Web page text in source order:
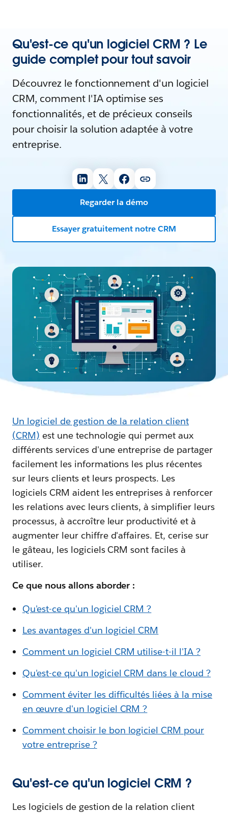
Qu'est-ce qu'un logiciel CRM ? Le
guide complet pour tout savoir
Découvrez le fonctionnement d'un logiciel
CRM, comment l'IA optimise ses
fonctionnalités, et de précieux conseils
pour choisir la solution adaptée à votre
entreprise.
Regarder la démo
Essayer gratuitement notre CRM
Un logiciel de gestion de la relation client
(CRM) est une technologie qui permet aux
différents services d'une entreprise de partager
facilement les informations les plus récentes
sur leurs clients et leurs prospects. Les
logiciels CRM aident les entreprises à renforcer
les relations avec leurs clients, à simplifier leurs
processus, à accroître leur productivité et à
augmenter leur chiffre d'affaires. Et, cerise sur
le gâteau, les logiciels CRM sont faciles à
utiliser.
Ce que nous allons aborder :
Qu'est-ce qu'un logiciel CRM ?
Les avantages d'un logiciel CRM
Comment un logiciel CRM utilise-t-il l'IA ?
Qu'est-ce qu'un logiciel CRM dans le cloud ?
Comment éviter les difficultés liées à la mise
en œuvre d'un logiciel CRM ?
Comment choisir le bon logiciel CRM pour
votre entreprise ?
Qu'est-ce qu'un logiciel CRM ?
Les logiciels de gestion de la relation client